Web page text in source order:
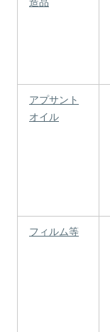
アプサント
オイル
フィルム等